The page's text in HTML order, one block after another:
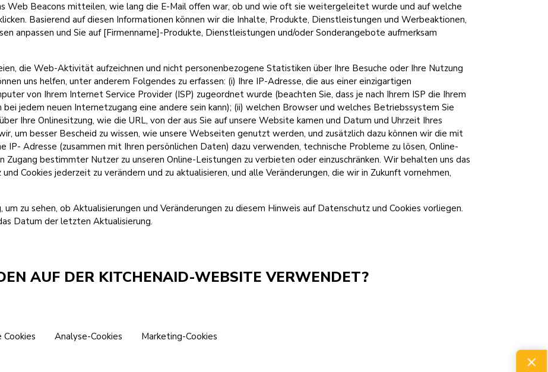
Web Beacons mitteilen, wie lang die E-Mail offen war, ob und wie oft sie weitergeleitet wurde und auf welche
Basierend auf diesen Informationen können wir die Inhalte, Produkte, Dienstleistungen und Werbeaktionen,
anpassen und Sie auf [Firmenname]-Produkte, Dienstleistungen und/oder Sonderangebote aufmerksam
die Web-Aktivität aufzeichnen und nicht personenbezogene Statistiken über Ihre Besuche oder Ihre Nutzung
uns helfen, unter anderem Folgendes zu erfassen: (i) Ihre IP-Adresse, die aus einer einzigartigen
von Ihrem Internet Service Provider (ISP) zugeordnet wurde (beachten Sie, dass je nach Ihrem ISP die Ihrem
jedem neuen Internetzugang eine andere sein kann); (ii) welchen Browser und welches Betriebssystem Sie
Ihre Onlinesitzung, wie die URL, von der aus Sie auf unsere Website kamen und Datum und Uhrzeit Ihres
um besser Bescheid zu wissen, wie unsere Webseiten genutzt werden, und zusätzlich dazu können wir die mit
IP- Adresse (zusammen mit Ihren persönlichen Daten) dazu verwenden, technische Probleme zu lösen, Online-
Zugang bestimmter Nutzer zu unseren Online-Leistungen zu verbieten oder einzuschränken. Wir behalten uns das
Cookies jederzeit zu verändern und zu aktualisieren, und alle Veränderungen, die wir in Zukunft vornehmen,
zu sehen, ob Aktualisierungen und Veränderungen zu diesem Hinweis auf Datenschutz und Cookies vorliegen.
Datum der letzten Aktualisierung.
AUF DER KITCHENAID-WEBSITE VERWENDET?
Cookies Analyse-Cookies Marketing-Cookies